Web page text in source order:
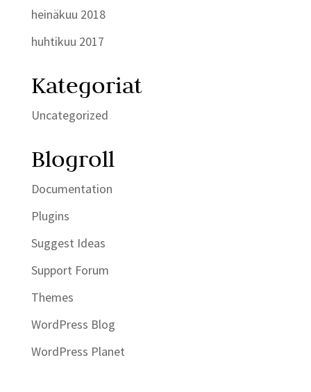
heinäkuu 2018
huhtikuu 2017
Kategoriat
Uncategorized
Blogroll
Documentation
Plugins
Suggest Ideas
Support Forum
Themes
WordPress Blog
WordPress Planet